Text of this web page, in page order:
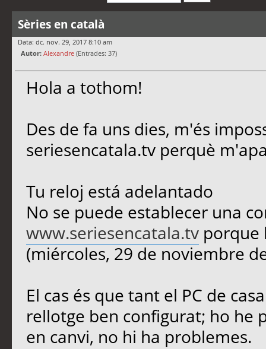
Sèries en català
Data: dc. nov. 29, 2017 8:10 am
Autor: Alexandre (Entrades: 37)
Hola a tothom!
Des de fa uns dies, m'és
seriesencatala.tv perquè
Tu reloj está adelantado
No se puede establecer una
www.seriesencatala.tvporque
(miércoles, 29 de noviembre
El cas és que tant el PC de
rellotge ben configurat; ho he
en canvi, no hi ha problemes.